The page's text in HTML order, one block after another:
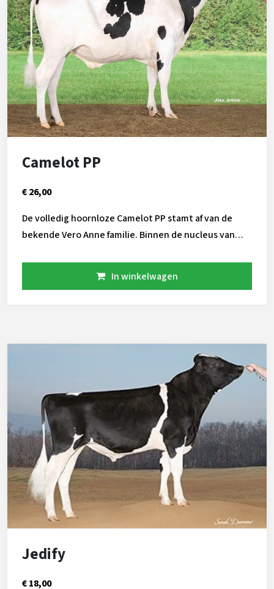
Camelot PP
€ 26,00
De volledig hoornloze Camelot PP stamt af van de
bekende Vero Anne familie. Binnen de nucleus van
tegen een stootje kunnen.
In winkelwagen
Jedify
€ 18,00